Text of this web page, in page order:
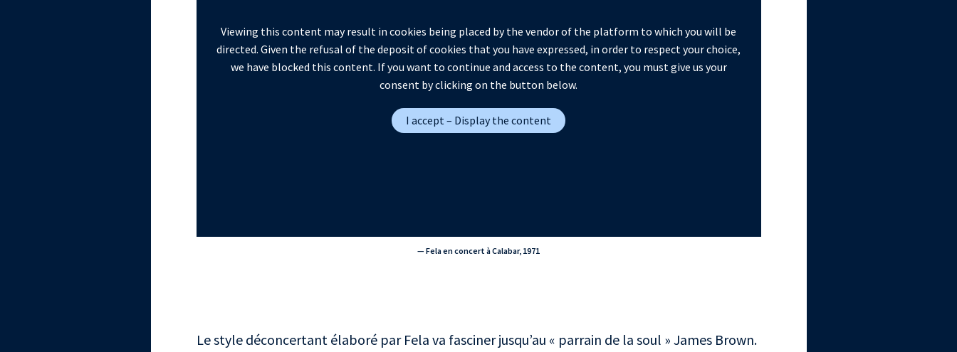
Viewing this content may result in cookies being placed by the vendor of the platform to which you will be
directed. Given the refusal of the deposit of cookies that you have expressed, in order to respect your choice,
we have blocked this content. If you want to continue and access to the content, you must give us your
consent by clicking on the button below.
I accept – Display the content
— Fela en concert à Calabar, 1971
Le style déconcertant élaboré par Fela va fasciner jusqu’au « parrain de la soul » James Brown.